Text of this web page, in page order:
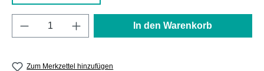
Produkt Anzahl: Gib den gewünschten
In den Warenkorb
Zum Merkzettel hinzufügen